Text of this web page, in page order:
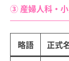
③ 産婦人科・
略語 正式